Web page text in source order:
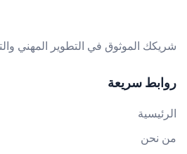
شريكك الموثوق في التطوير المهني
روابط سريعة
الرئيسية
من نحن